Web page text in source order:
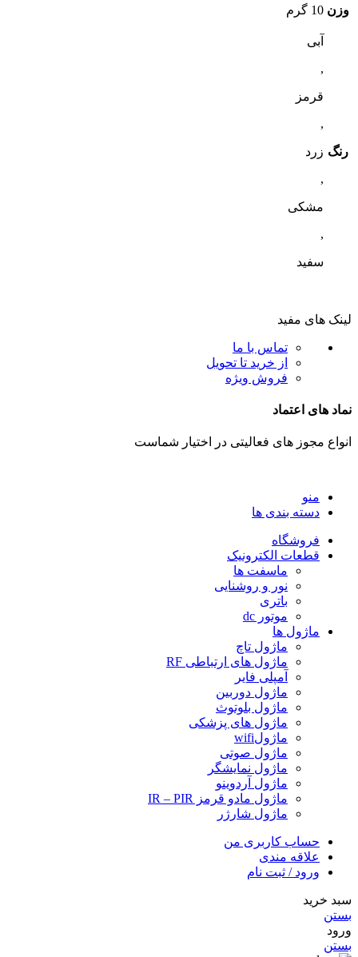
وزن 10 گرم
رنگ
آبی
,
قرمز
,
زرد
,
مشکی
,
سفید
لینک های مفید
تماس با ما
از خرید تا تحویل
فروش ویژه
نماد های اعتماد
انواع مجوز های فعالیتی در اختیار شماست
منو
دسته بندی ها
فروشگاه
قطعات الکترونیک
ماسفت ها
نور و روشنایی
باتری
موتور dc
ماژول ها
ماژول تاچ
ماژول های ارتباطی RF
آمپلی فایر
ماژول دوربین
ماژول بلوتوث
ماژول های پزشکی
ماژولwifi
ماژول صوتی
ماژول نمایشگر
ماژول آردوینو
ماژول مادو قرمز IR – PIR
ماژول شارژر
حساب کاربری من
علاقه مندی
ورود / ثبت نام
سبد خرید
بستن
ورود
بستن